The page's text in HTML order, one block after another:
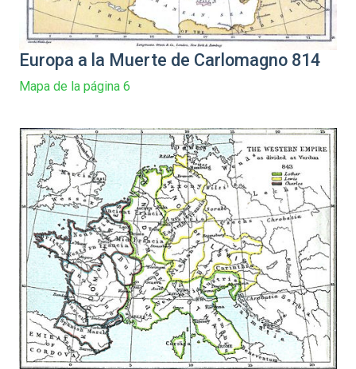
Europa a la Muerte de Carlomagno 814
Mapa de la página 6